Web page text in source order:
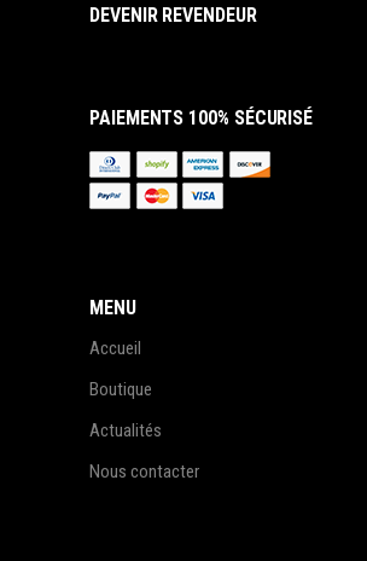
DEVENIR REVENDEUR
PAIEMENTS 100% SÉCURISÉ
MENU
Accueil
Boutique
Actualités
Nous contacter